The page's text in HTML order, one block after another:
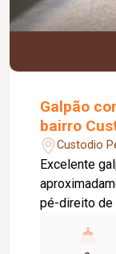
Galpão
bairro
Custodio
Excelente
pé-direito de
conta com